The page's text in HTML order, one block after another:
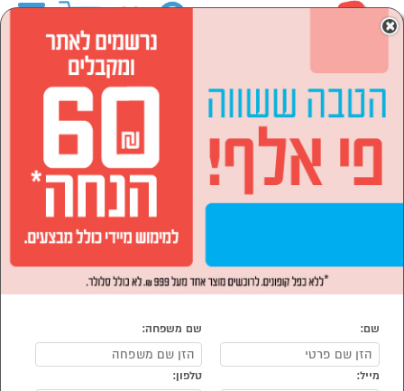
מוצרי חשמל לבית
הסתר רשימת קטגוריות
עיבוד מזון ומסחטות (16) אפייה, בישול, טיגון (8)
טוסטר אובן (2)
הפופולרים ביותר
×
שם: שם משפחה:
מייל: טלפון: